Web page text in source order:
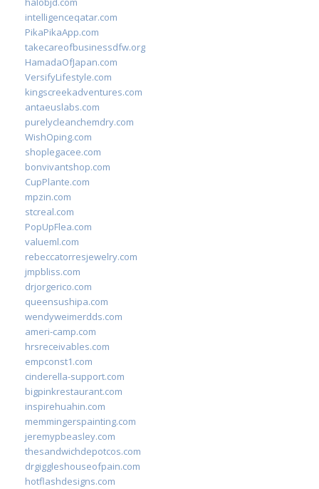
intelligenceqatar.com
PikaPikaApp.com
takecareofbusinessdfw.org
HamadaOfJapan.com
VersifyLifestyle.com
kingscreekadventures.com
antaeuslabs.com
purelycleanchemdry.com
WishOping.com
shoplegacee.com
bonvivantshop.com
CupPlante.com
mpzin.com
stcreal.com
PopUpFlea.com
valueml.com
rebeccatorresjewelry.com
jmpbliss.com
drjorgerico.com
queensushipa.com
wendyweimerdds.com
ameri-camp.com
hrsreceivables.com
empconst1.com
cinderella-support.com
bigpinkrestaurant.com
inspirehuahin.com
memmingerspainting.com
jeremypbeasley.com
thesandwichdepotcos.com
drgiggleshouseofpain.com
hotflashdesigns.com